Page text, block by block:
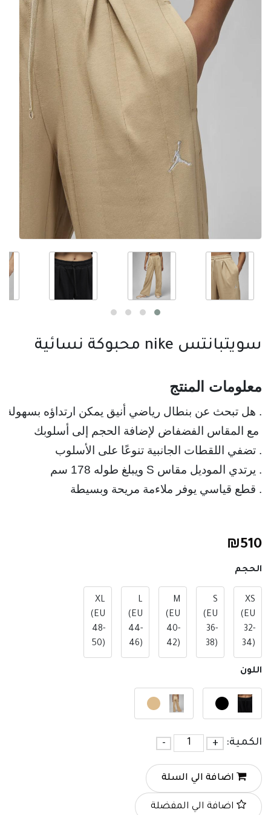
سويتبانتس nike محبوكة نسائية
معلومات المنتج
. هل تبحث عن بنطال رياضي أنيق يمكن ارتداؤه
مع المقاس الفضفاض لإضافة الحجم إلى أسلوبك
. قطع قياسي يوفر ملاءمة مريحة وبسيطة
₪510
الحجم
XS
(EU
32-
34)
S
(EU
36-
38)
M
(EU
40-
42)
L
(EU
44-
46)
XL
(EU
48-
50)
اللون
الكمية: +
-
اضافة الي السلة
اضافة الي المفضلة